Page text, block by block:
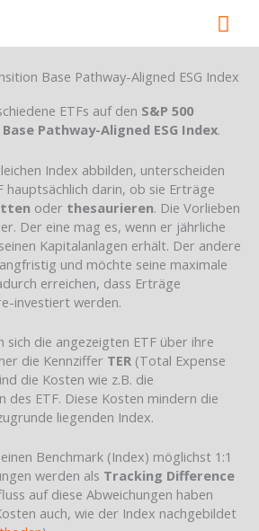
Base Pathway-Aligned ESG Index
ETFs auf den S&P 500
Pathway-Aligned ESG Index.
Index abbilden, unterscheiden
hauptsächlich darin, ob sie Erträge
oder thesaurieren. Die Vorlieben
Der eine mag es, wenn er jährliche
Kapitalanlagen erhält. Der andere
und möchte seine maximale
erreichen, dass Erträge
investiert werden.
sich die angezeigten ETF über ihre
die Kennziffer TER (Total Expense
die Kosten wie z.B. die
des ETF. Diese Kosten mindern die
liegenden Index.
Benchmark (Index) möglichst 1:1
werden als Tracking Difference
auf diese Abweichungen haben
auch, wie der Index nachgebildet